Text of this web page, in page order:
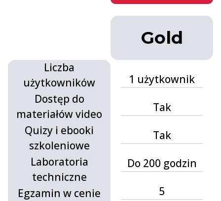
Liczba
użytkowników
Dostęp do
materiałów video
Quizy i ebooki
szkoleniowe
Laboratoria
techniczne
Egzamin w cenie
Gold
1 użytkownik
Tak
Tak
Do 200 godzin
5